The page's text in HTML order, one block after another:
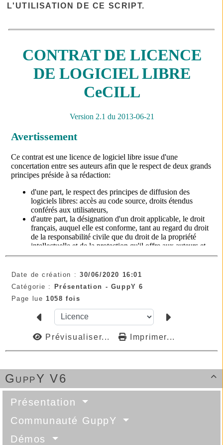

GuppY V6
Présentation
Communauté GuppY
Démos
L'UTILISATION DE CE SCRIPT.
Date de création : 30/06/2020 16:01
Catégorie : Présentation - GuppY 6
Page lue 1058 fois
Prévisualiser... Imprimer...